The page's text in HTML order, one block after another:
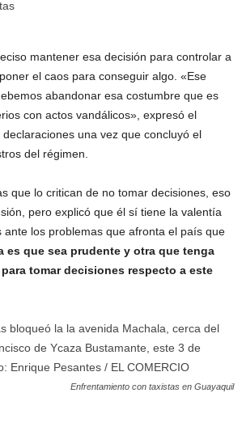
mantener esa decisión para controlar a
el caos para conseguir algo. «Ese
abandonar esa costumbre que es
con actos vandálicos», expresó el
una vez que concluyó el
del régimen.
que lo critican de no tomar decisiones, eso
pero explicó que él sí tiene la valentía
ante los problemas que afronta el país que
es que sea prudente y otra que tenga
tomar decisiones respecto a este
Enfrentamiento con taxistas en Guayaquil